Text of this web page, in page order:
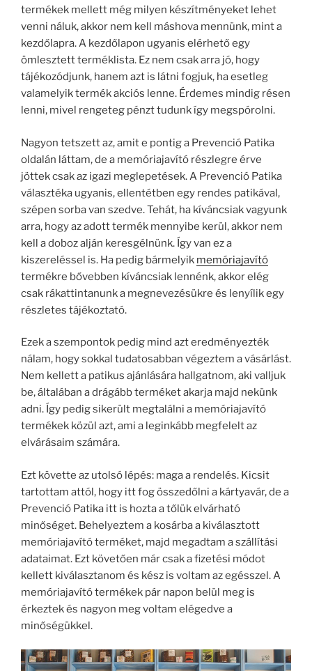
termékek mellett még milyen készítményeket lehet
venni náluk, akkor nem kell máshova mennünk, mint a
kezdőlapra. A kezdőlapon ugyanis elérhető egy
ömlesztett terméklista. Ez nem csak arra jó, hogy
tájékozódjunk, hanem azt is látni fogjuk, ha esetleg
valamelyik termék akciós lenne. Érdemes mindig résen
lenni, mivel rengeteg pénzt tudunk így megspórolni.
Nagyon tetszett az, amit e pontig a Prevenció Patika
oldalán láttam, de a memóriajavító részlegre érve
jöttek csak az igazi meglepetések. A Prevenció Patika
választéka ugyanis, ellentétben egy rendes patikával,
szépen sorba van szedve. Tehát, ha kíváncsiak vagyunk
arra, hogy az adott termék mennyibe kerül, akkor nem
kell a doboz alján keresgélnünk. Így van ez a
kiszereléssel is. Ha pedig bármelyik memóriajavító
termékre bővebben kíváncsiak lennénk, akkor elég
csak rákattintanunk a megnevezésükre és lenyílik egy
részletes tájékoztató.
Ezek a szempontok pedig mind azt eredményezték
nálam, hogy sokkal tudatosabban végeztem a vásárlást.
Nem kellett a patikus ajánlására hallgatnom, aki valljuk
be, általában a drágább terméket akarja majd nekünk
adni. Így pedig sikerült megtalálni a memóriajavító
termékek közül azt, ami a leginkább megfelelt az
elvárásaim számára.
Ezt követte az utolsó lépés: maga a rendelés. Kicsit
tartottam attól, hogy itt fog összedőlni a kártyavár, de a
Prevenció Patika itt is hozta a tőlük elvárható
minőséget. Behelyeztem a kosárba a kiválasztott
memóriajavító terméket, majd megadtam a szállítási
adataimat. Ezt követően már csak a fizetési módot
kellett kiválasztanom és kész is voltam az egésszel. A
memóriajavító termékek pár napon belül meg is
érkeztek és nagyon meg voltam elégedve a
minőségükkel.